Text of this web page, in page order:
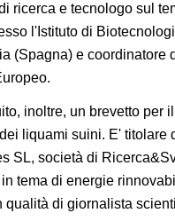
ricerca e tecnologo sul
l'Istituto di
(Spagna) e coordinatore
inoltre, un brevetto per
liquami suini. E' titolare
SL, società di
tema di energie
qualità di giornalista